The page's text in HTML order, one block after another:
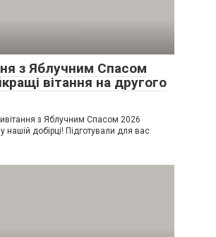
з Яблучним Спасом
вітання на другого
з Яблучним Спасом 2026
нашій добірці! Підготували для вас